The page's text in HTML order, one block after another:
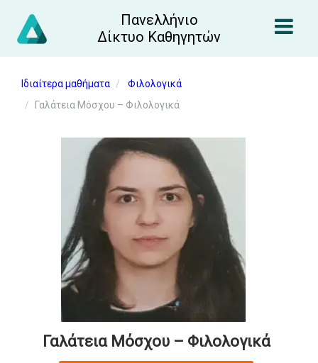
Πανελλήνιο
Δίκτυο Καθηγητών
Ιδιαίτερα μαθήματα
Φιλολογικά
Γαλάτεια Μόσχου – Φιλολογικά
Γαλάτεια Μόσχου – Φιλολογικά